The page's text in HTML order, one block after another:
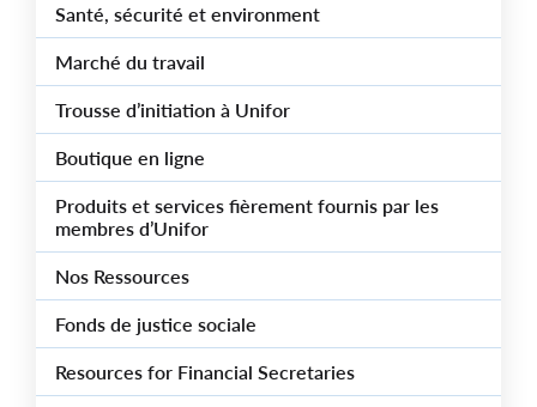
Santé, sécurité et environment
Marché du travail
Trousse d’initiation à Unifor
Boutique en ligne
Produits et services fièrement fournis par les
membres d’Unifor
Nos Ressources
Fonds de justice sociale
Resources for Financial Secretaries